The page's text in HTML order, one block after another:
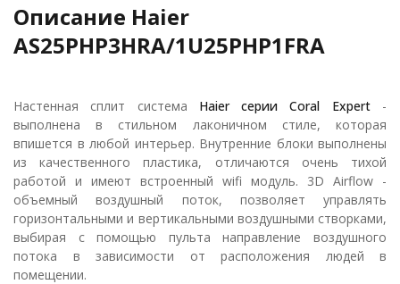
Описание Haier
AS25PHP3HRA/1U25PHP1FRA
Настенная сплит система Haier серии Coral Expert -
выполнена в стильном лаконичном стиле, которая
впишется в любой интерьер. Внутренние блоки выполнены
из качественного пластика, отличаются очень тихой
работой и имеют встроенный wifi модуль. 3D Airflow -
объемный воздушный поток, позволяет управлять
горизонтальными и вертикальными воздушными створками,
выбирая с помощью пульта направление воздушного
потока в зависимости от расположения людей в
помещении.